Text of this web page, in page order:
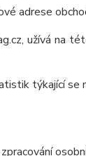
adrese
užívá na
týkající se